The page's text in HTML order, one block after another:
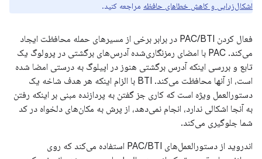
اشکال‌زدایی و کاهش خطاهای حافظه مراجعه کنید.
فعال کردن PAC/BTI در برابر برخی از مسیرهای حمله محافظت ایجاد
می‌کند. PAC با امضای رمزنگاری‌شده آدرس‌های برگشتی در پرولوگ یک
تابع و بررسی اینکه آدرس برگشتی هنوز در اپیلوگ به درستی امضا شده
است، از آنها محافظت می‌کند. BTI با الزام اینکه هر هدف شاخه یک
دستورالعمل ویژه است که کاری جز گفتن به پردازنده مبنی بر اینکه رفتن
به آنجا اشکالی ندارد، انجام نمی‌دهد، از پرش به مکان‌های دلخواه در کد
شما جلوگیری می‌کند.
اندروید از دستورالعمل‌های PAC/BTI استفاده می‌کند که روی